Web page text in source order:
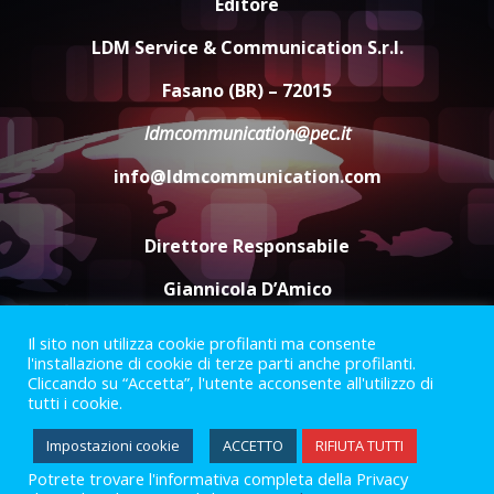
Rivoluzione”: nuovo
appuntamento con “Fasano in
7 Agosto 2026 06:05
US Fasano, Scianaro: “Profonda
amarezza per esclusione dal
campionato di calcio”
7 Agosto 2026 06:00
LDM Service & Communication S.r.l.
Fasano (BR) – 72015
ldmcommunication@pec.it
info@ldmcommunication.com
Direttore Responsabile
Giannicola D’Amico
Termini e Condizioni
Privacy Policy
Informazioni Legali
Facebook
Instagram
Youtube
2023 © Gofasano|Powered byCreativestudio
Il sito non utilizza cookie profilanti ma consente
l'installazione di cookie di terze parti anche profilanti.
Cliccando su “Accetta”, l'utente acconsente all'utilizzo di
tutti i cookie.
Impostazioni cookie ACCETTO RIFIUTA TUTTI
Potrete trovare l'informativa completa della Privacy